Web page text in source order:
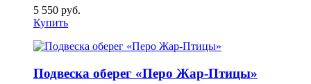
5 550 руб.
Купить
Подвеска оберег «Перо Жар-Птицы»